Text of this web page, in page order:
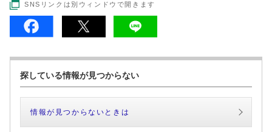
SNSリンクは別ウィンドウで開きます
探している情報が見つからない
情報が見つからないときは